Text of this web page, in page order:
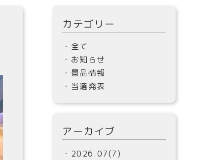
カテゴリー
・全て
・お知らせ
・景品情報
・当選発表
アーカイブ
・2026.07(7)